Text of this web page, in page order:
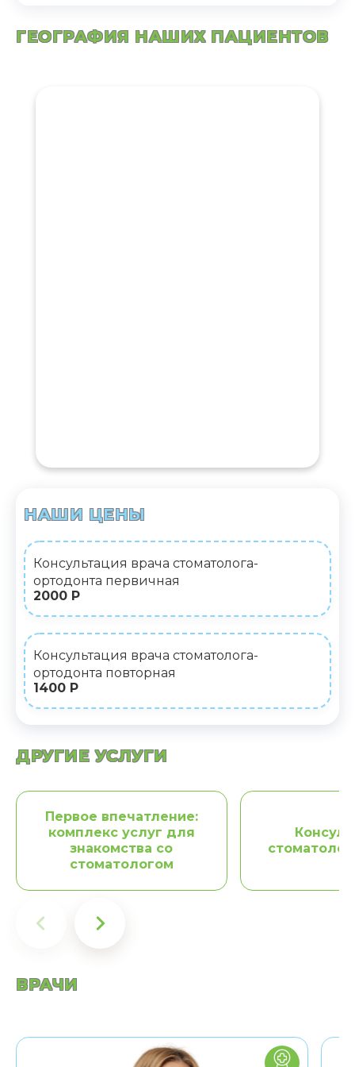
ГЕОГРАФИЯ НАШИХ ПАЦИЕНТОВ
НАШИ ЦЕНЫ
Консультация врача стоматолога-
ортодонта первичная
2000 Р
Консультация врача стоматолога-
ортодонта повторная
1400 Р
ДРУГИЕ УСЛУГИ
Первое впечатление:
комплекс услуг для
знакомства со
стоматологом
ВРАЧИ